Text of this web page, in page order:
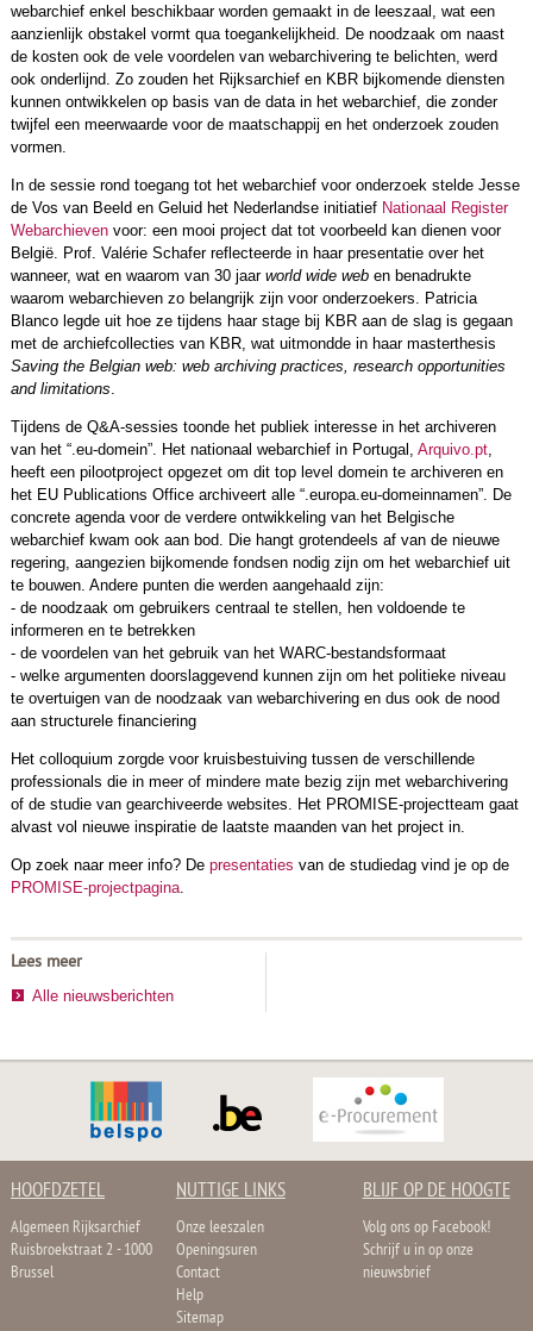
webarchief enkel beschikbaar worden gemaakt in de leeszaal, wat een
aanzienlijk obstakel vormt qua toegankelijkheid. De noodzaak om naast
de kosten ook de vele voordelen van webarchivering te belichten, werd
ook onderlijnd. Zo zouden het Rijksarchief en KBR bijkomende diensten
kunnen ontwikkelen op basis van de data in het webarchief, die zonder
twijfel een meerwaarde voor de maatschappij en het onderzoek zouden
vormen.
In de sessie rond toegang tot het webarchief voor onderzoek stelde Jesse
de Vos van Beeld en Geluid het Nederlandse initiatief Nationaal Register
Webarchievenvoor: een mooi project dat tot voorbeeld kan dienen voor
België. Prof. Valérie Schafer reflecteerde in haar presentatie over het
wanneer, wat en waarom van 30 jaar world wide weben benadrukte
waarom webarchieven zo belangrijk zijn voor onderzoekers. Patricia
Blanco legde uit hoe ze tijdens haar stage bij KBR aan de slag is gegaan
met de archiefcollecties van KBR, wat uitmondde in haar masterthesis
Saving the Belgian web: web archiving practices, research opportunities
and limitations.
Tijdens de Q&A-sessies toonde het publiek interesse in het archiveren
van het “.eu-domein”. Het nationaal webarchief in Portugal, Arquivo.pt,
heeft een pilootproject opgezet om dit top level domein te archiveren en
het EU Publications Office archiveert alle “.europa.eu-domeinnamen”. De
concrete agenda voor de verdere ontwikkeling van het Belgische
webarchief kwam ook aan bod. Die hangt grotendeels af van de nieuwe
regering, aangezien bijkomende fondsen nodig zijn om het webarchief uit
te bouwen. Andere punten die werden aangehaald zijn:
- de noodzaak om gebruikers centraal te stellen, hen voldoende te
informeren en te betrekken
- de voordelen van het gebruik van het WARC-bestandsformaat
- welke argumenten doorslaggevend kunnen zijn om het politieke niveau
te overtuigen van de noodzaak van webarchivering en dus ook de nood
aan structurele financiering
Het colloquium zorgde voor kruisbestuiving tussen de verschillende
professionals die in meer of mindere mate bezig zijn met webarchivering
of de studie van gearchiveerde websites. Het PROMISE-projectteam gaat
alvast vol nieuwe inspiratie de laatste maanden van het project in.
Op zoek naar meer info? De presentaties van de studiedag vind je op de
PROMISE-projectpagina.
Lees meer
Alle nieuwsberichten
HOOFDZETEL
Algemeen Rijksarchief
Ruisbroekstraat 2 - 1000
Brussel
NUTTIGE LINKS
Onze leeszalen
Openingsuren
Contact
Help
Sitemap
BLIJF OP DE HOOGTE
Volg ons op Facebook!
Schrijf u in op onze
nieuwsbrief